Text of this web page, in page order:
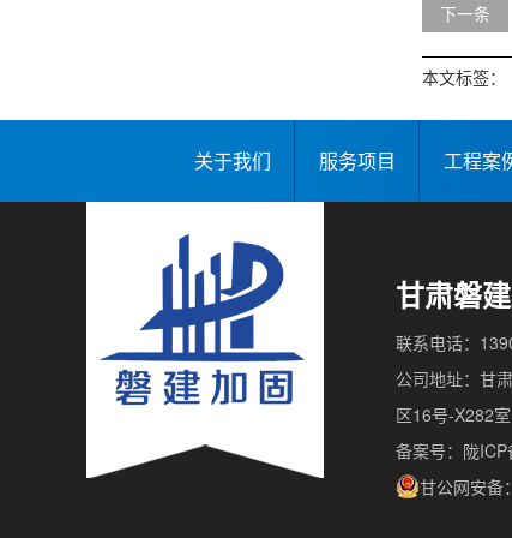
下一条
本文标签：
关于我们 服务项目 工程案
甘肃磐
联系电话：
公司地址：甘
区16号-X282室
备案号：陇
甘公网安备